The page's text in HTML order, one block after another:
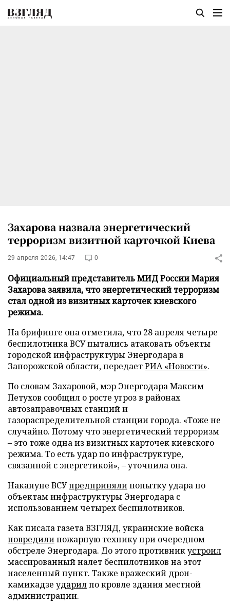
Захарова назвала энергетический
терроризм визитной карточкой Киева
29 апреля 2026, 14:47 0
Официальный представитель МИД России Мария
Захарова заявила, что энергетический терроризм
стал одной из визитных карточек киевского
режима.
На брифинге она отметила, что 28 апреля четыре
беспилотника ВСУ пытались атаковать объекты
городской инфраструктуры Энергодара в
Запорожской области, передаетРИА «Новости».
По словам Захаровой, мэр Энергодара Максим
Петухов сообщил о росте угроз в районах
автозаправочных станций и
газораспределительной станции города. «Тоже не
случайно. Потому что энергетический терроризм
– это тоже одна из визитных карточек киевского
режима. То есть удар по инфраструктуре,
связанной с энергетикой», – уточнила она.
Накануне ВСУпредпринялипопытку удара по
объектам инфраструктуры Энергодара с
использованием четырех беспилотников.
Как писала газета ВЗГЛЯД, украинские войска
повредилипожарную технику при очередном
обстреле Энергодара. До этого противникустроил
массированный налет беспилотников на этот
населенный пункт. Также вражеский дрон-
камикадзе ударилпо кровле здания местной
администрации.